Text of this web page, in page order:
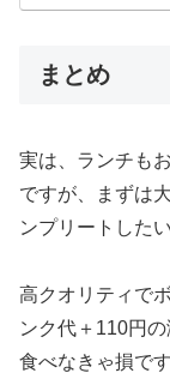
まとめ
実は、ランチも
ですが、まずは
ンプリートしたい
高クオリティで
ンク代＋110円
食べなきゃ損です